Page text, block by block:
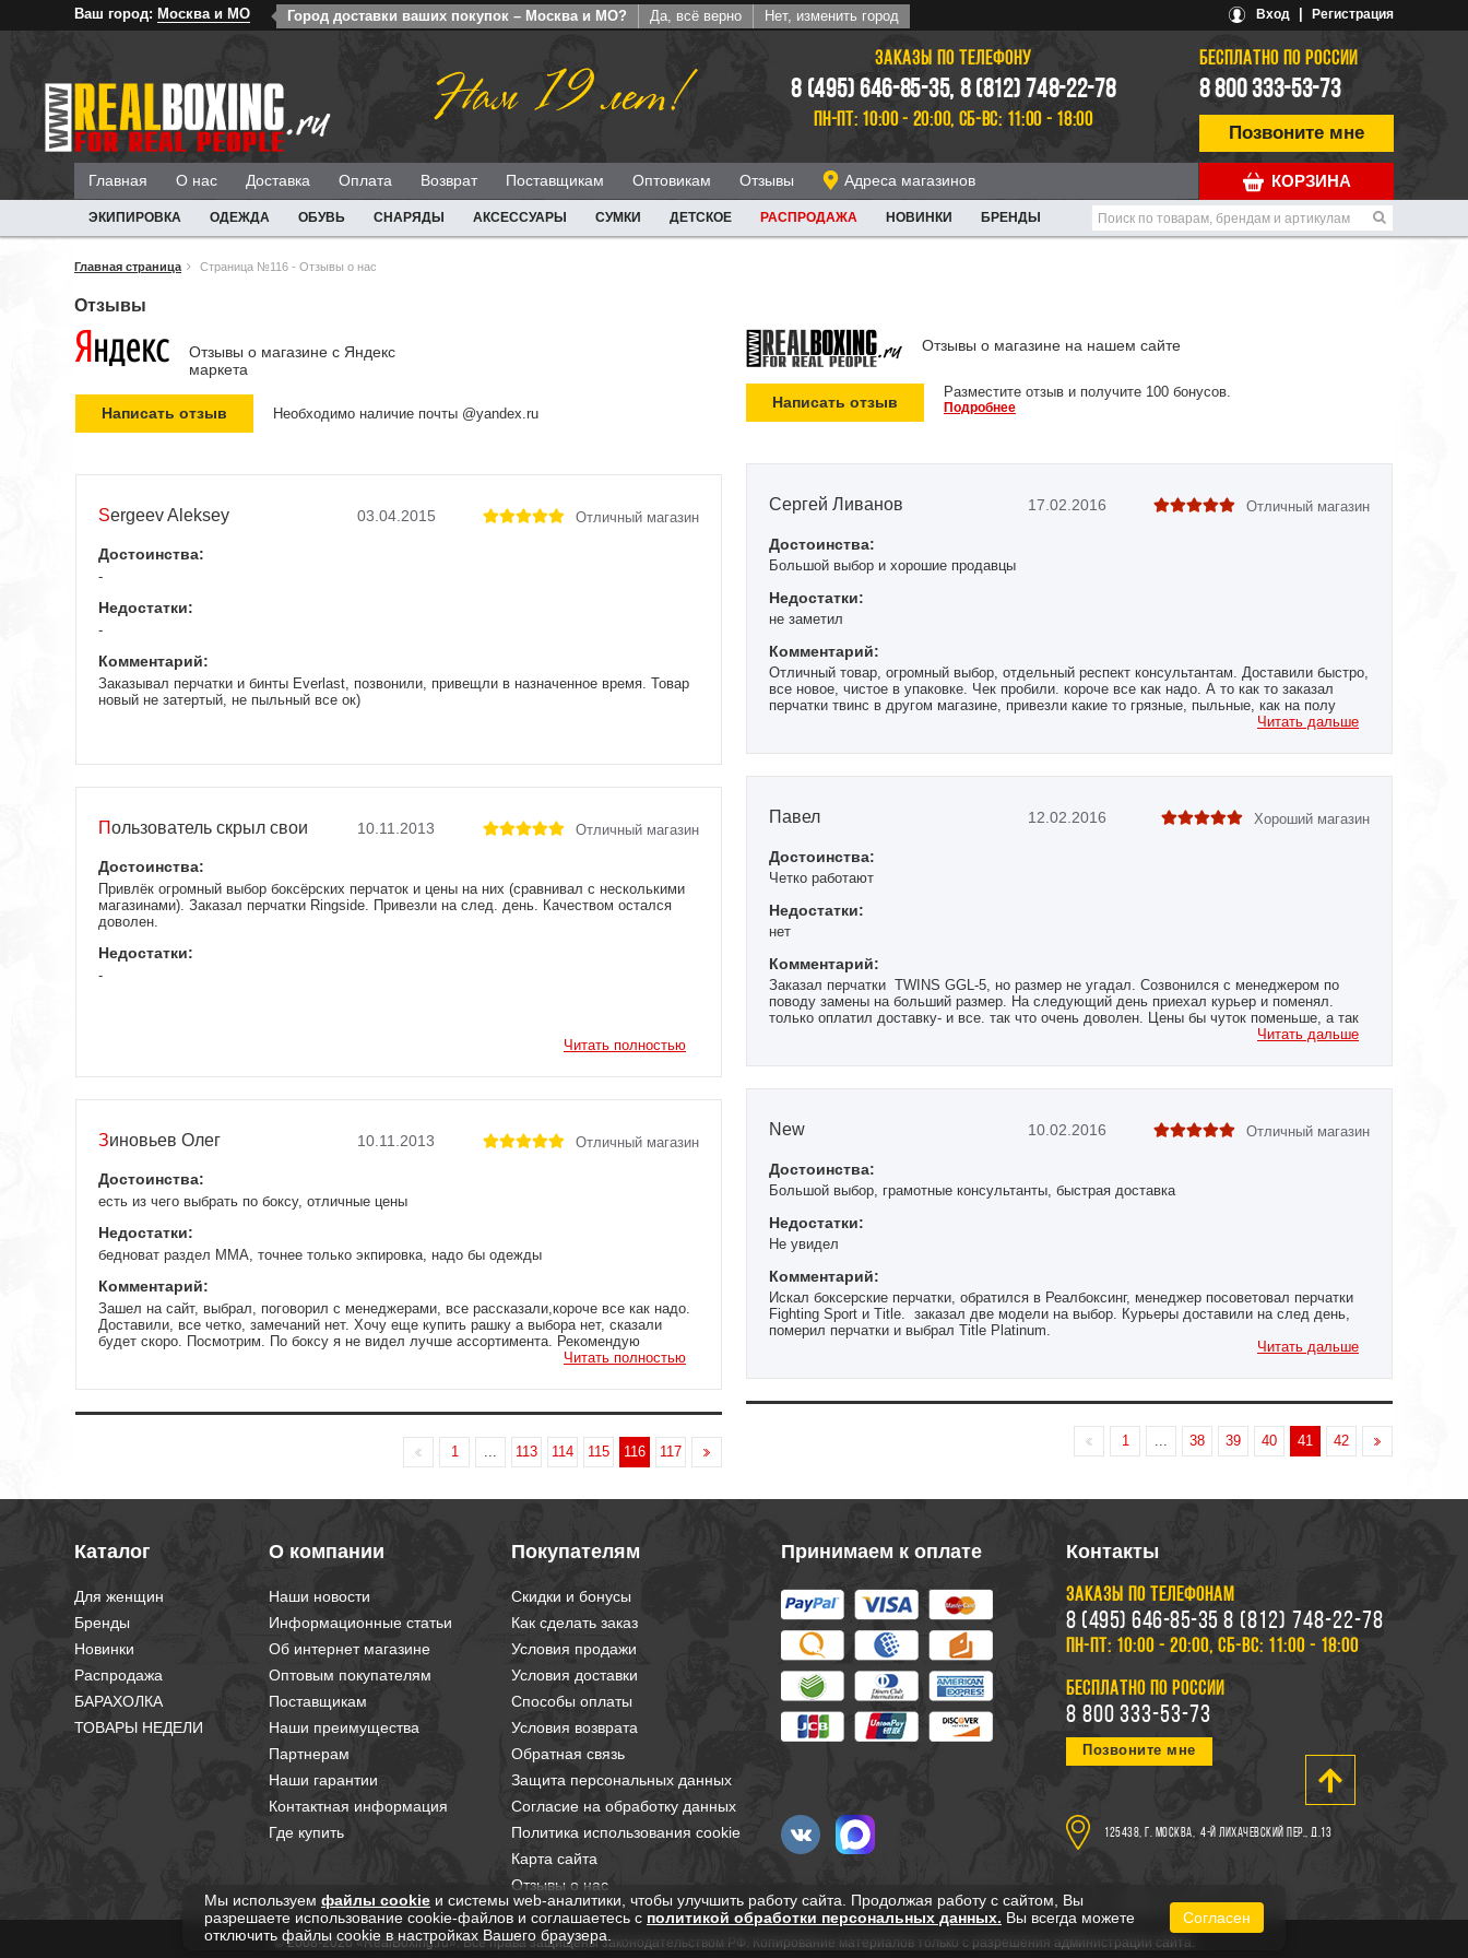
Ваш город: Москва и МО Город доставки ваших покупок – Москва и МО? Да, всё верно Нет, изменить город Вход Регистрация
Нам 19 лет! ЗАКАЗЫ ПО ТЕЛЕФОНУ
8 (495) 646-85-35, 8 (812) 748-22-78
ПН-ПТ: 10:00 - 20:00, СБ-ВС: 11:00 - 18:00
БЕСПЛАТНО ПО РОССИИ
8 800 333-53-73
Позвоните мне
КОРЗИНА
Главная О нас Доставка Оплата Возврат Поставщикам Оптовикам Отзывы Адреса магазинов
ЭКИПИРОВКА ОДЕЖДА ОБУВЬ СНАРЯДЫ АКСЕССУАРЫ СУМКИ ДЕТСКОЕ РАСПРОДАЖА НОВИНКИ БРЕНДЫ
Главная страница Страница №116 - Отзывы о нас
Отзывы
Отзывы о магазине c Яндекс
маркета
Необходимо наличие почты @yandex.ru
Sergeev Aleksey 03.04.2015 Отличный магазин
Достоинства:
-
Недостатки:
-
Комментарий:
Заказывал перчатки и бинты Everlast, позвонили, привещли в назначенное время. Товар
новый не затертый, не пыльный все ок)
Пользователь скрыл свои
данные
10.11.2013 Отличный магазин
Достоинства:
Привлёк огромный выбор боксёрских перчаток и цены на них (сравнивал с несколькими
магазинами). Заказал перчатки Ringside. Привезли на след. день. Качеством остался
доволен.
Недостатки:
-
Читать полностью
Зиновьев Олег 10.11.2013 Отличный магазин
Достоинства:
есть из чего выбрать по боксу, отличные цены
Недостатки:
бедноват раздел ММА, точнее только экпировка, надо бы одежды
Комментарий:
Зашел на сайт, выбрал, поговорил с менеджерами, все рассказали,короче все как надо.
Доставили, все четко, замечаний нет. Хочу еще купить рашку а выбора нет, сказали
будет скоро. Посмотрим. По боксу я не видел лучше ассортимента. Рекомендую
Читать полностью
1 113 114 115 116 117
Отзывы о магазине на нашем сайте
Написать отзыв
Разместите отзыв и получите 100 бонусов.
Подробнее
Сергей Ливанов 17.02.2016 Отличный магазин
Достоинства:
Большой выбор и хорошие продавцы
Недостатки:
не заметил
Комментарий:
Отличный товар, огромный выбор, отдельный респект консультантам. Доставили быстро,
все новое, чистое в упаковке. Чек пробили. короче все как надо. А то как то заказал
перчатки твинс в другом магазине, привезли какие то грязные, пыльные, как на полу
Читать дальше
Павел 12.02.2016 Хороший магазин
Достоинства:
Четко работают
Недостатки:
нет
Комментарий:
Заказал перчатки TWINS GGL-5, но размер не угадал. Созвонился с менеджером по
поводу замены на больший размер. На следующий день приехал курьер и поменял.
только оплатил доставку- и все. так что очень доволен. Цены бы чуток поменьше, а так
Читать дальше
New 10.02.2016 Отличный магазин
Достоинства:
Большой выбор, грамотные консультанты, быстрая доставка
Недостатки:
Не увидел
Комментарий:
Искал боксерские перчатки, обратился в Реалбоксинг, менеджер посоветовал перчатки
Fighting Sport и Title. заказал две модели на выбор. Курьеры доставили на след день,
померил перчатки и выбрал Title Platinum.
Читать дальше
1 38 39 40 41 42
Каталог
Для женщин
Бренды
Новинки
Распродажа
БАРАХОЛКА
ТОВАРЫ НЕДЕЛИ
О компании
Наши новости
Информационные статьи
Об интернет магазине
Оптовым покупателям
Поставщикам
Наши преимущества
Партнерам
Наши гарантии
Контактная информация
Где купить
Покупателям
Скидки и бонусы
Как сделать заказ
Условия продажи
Условия доставки
Способы оплаты
Условия возврата
Обратная связь
Защита персональных данных
Согласие на обработку данных
Политика использования cookie
Карта сайта
Отзывы о нас
Принимаем к оплате Контакты
ЗАКАЗЫ ПО ТЕЛЕФОНАМ
8 (495) 646-85-35 8 (812) 748-22-78
ПН-ПТ: 10:00 - 20:00, СБ-ВС: 11:00 - 18:00
БЕСПЛАТНО ПО РОССИИ
8 800 333-53-73
Позвоните мне
125438, г. Москва, 4-й Лихачевский пер., д.13
© 2008-2026 «RealBoxing.ru». Все права защищены законодательством РФ. Копирование материалов только с разрешения администрации сайта.
Мы используем файлы cookie и системы web-аналитики, чтобы улучшить работу сайта. Продолжая работу с сайтом, Вы
разрешаете использование cookie-файлов и соглашаетесь с политикой обработки персональных данных. Вы всегда можете
отключить файлы cookie в настройках Вашего браузера.
Согласен